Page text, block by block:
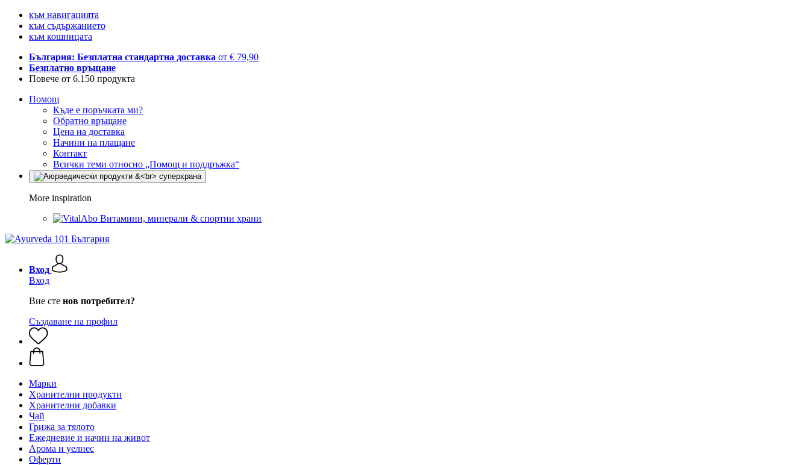
към навигацията
към съдържанието
към кошницата
България: Безплатна стандартна доставка от € 79,90
Безплатно връщане
Повече от 6.150 продукта
Помощ
Къде е поръчката ми?
Обратно връщане
Цена на доставка
Начини на плащане
Контакт
Всички теми относно „Помощ и поддръжка“
More inspiration
Витамини, минерали & спортни храни
Вход
Вход
Вие сте нов потребител?
Създаване на профил
Марки
Хранителни продукти
Хранителни добавки
Чай
Грижа за тялото
Ежедневие и начин на живот
Арома и уелнес
Оферти